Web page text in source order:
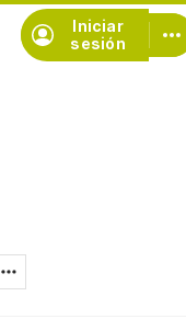
Iniciar
sesión